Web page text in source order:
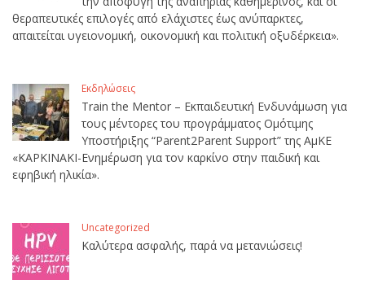
θεραπευτικές επιλογές από ελάχιστες έως ανύπαρκτες,
απαιτείται υγειονομική, οικονομική και πολιτική οξυδέρκεια».
Εκδηλώσεις
Train the Mentor – Εκπαιδευτική Ενδυνάμωση για
τους μέντορες του προγράμματος Ομότιμης
Υποστήριξης “Parent2Parent Support” της ΑμΚΕ
«ΚΑΡΚΙΝΑΚΙ-Ενημέρωση για τον καρκίνο στην παιδική και
εφηβική ηλικία».
Uncategorized
Καλύτερα ασφαλής, παρά να μετανιώσεις!